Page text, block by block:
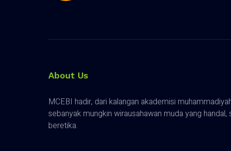
About Us
MCEBI hadir, dari kalangan akademisi
sebanyak mungkin wirausahawan muda yang
beretika.